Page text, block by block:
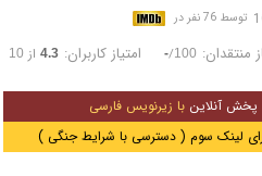
توسط 76 نفر در
منتقدان: -/100 امتیاز کاربران: 4.3از 10
پخش آنلاین با زیرنویس فارسی
لینک سوم ( دسترسی با شرایط جنگی )